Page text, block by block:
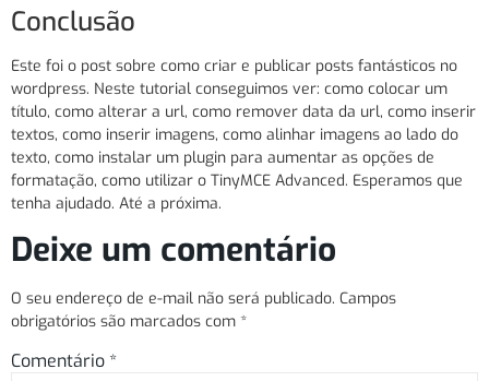
Conclusão
Este foi o post sobre como criar e publicar posts fantásticos no
wordpress. Neste tutorial conseguimos ver: como colocar um
título, como alterar a url, como remover data da url, como inserir
textos, como inserir imagens, como alinhar imagens ao lado do
texto, como instalar um plugin para aumentar as opções de
formatação, como utilizar o TinyMCE Advanced. Esperamos que
tenha ajudado. Até a próxima.
Deixe um comentário
O seu endereço de e-mail não será publicado. Campos
obrigatórios são marcados com *
Comentário *